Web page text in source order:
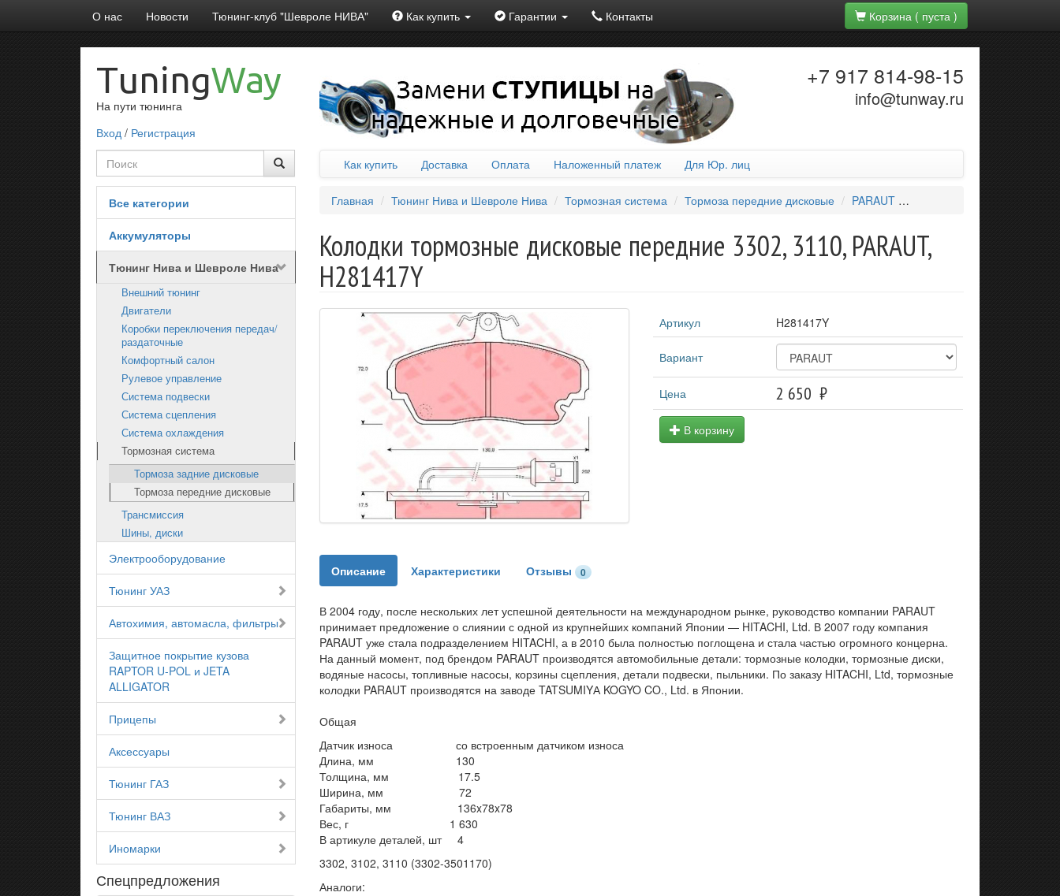
О нас Новости Тюнинг-клуб "Шевроле НИВА" Как купить Гарантии Контакты Корзина ( пуста )
TuningWay
На пути тюнинга
Вход / Регистрация
+7 917 814-98-15
info@tunway.ru
Как купить Доставка Оплата Наложенный платеж Для Юр. лиц
Все категории
Аккумуляторы
Тюнинг Нива и Шевроле Нива
Внешний тюнинг
Двигатели
Коробки переключения передач/
раздаточные
Комфортный салон
Рулевое управление
Система подвески
Система сцепления
Система охлаждения
Тормозная система
Тормоза задние дисковые
Тормоза передние дисковые
Трансмиссия
Шины, диски
Электрооборудование
Тюнинг УАЗ
Автохимия, автомасла, фильтры
Защитное покрытие кузова
RAPTOR U-POL и JETA
ALLIGATOR
Прицепы
Аксессуары
Тюнинг ГАЗ
Тюнинг ВАЗ
Иномарки
Спецпредложения
Главная Тюнинг Нива и Шевроле Нива Тормозная система Тормоза передние дисковые PARAUT
Колодки тормозные дисковые передние 3302, 3110, PARAUT,
H281417Y
Артикул H281417Y
Вариант
Цена 2 650
В корзину
Описание Характеристики Отзывы 0
В 2004 году, после нескольких лет успешной деятельности на международном рынке, руководство компании PARAUT
принимает предложение о слиянии с одной из крупнейших компаний Японии — HITACHI, Ltd. В 2007 году компания
PARAUT уже стала подразделением HITACHI, а в 2010 была полностью поглощена и стала частью огромного концерна.
На данный момент, под брендом PARAUT производятся автомобильные детали: тормозные колодки, тормозные диски,
водяные насосы, топливные насосы, корзины сцепления, детали подвески, пыльники. По заказу HITACHI, Ltd, тормозные
колодки PARAUT производятся на заводе TATSUMIYА KOGYO CO., Ltd. в Японии.
Общая
Датчик износа со встроенным датчиком износа
Длина, мм 130
Толщина, мм 17.5
Ширина, мм 72
Габариты, мм 136x78x78
Вес, г 1 630
В артикуле деталей, шт 4
3302, 3102, 3110 (3302-3501170)
Аналоги: